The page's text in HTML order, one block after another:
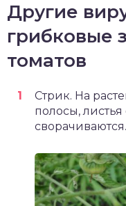
Другие
грибковые
томатов
Стрик. На
полосы,
сворачиваются.